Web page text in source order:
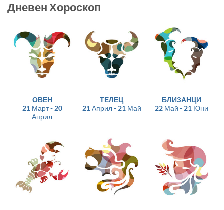
Дневен Хороскоп
ОВЕН
21 Март - 20
Април
ТЕЛЕЦ
21 Април - 21 Май
БЛИЗАНЦИ
22 Май - 21 Юни